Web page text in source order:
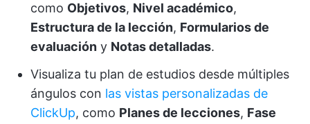
como Objetivos, Nivel académico,
Estructura de la lección, Formularios de
evaluación y Notas detalladas.
Visualiza tu plan de estudios desde múltiples
ángulos con las vistas personalizadas de
ClickUp, como Planes de lecciones, Fase